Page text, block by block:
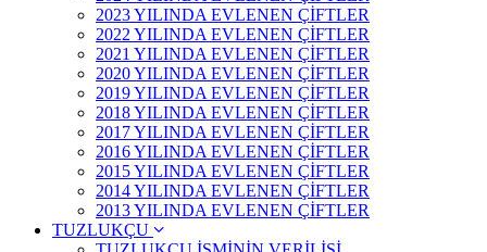
2023 YILINDA EVLENEN ÇİFTLER
2022 YILINDA EVLENEN ÇİFTLER
2021 YILINDA EVLENEN ÇİFTLER
2020 YILINDA EVLENEN ÇİFTLER
2019 YILINDA EVLENEN ÇİFTLER
2018 YILINDA EVLENEN ÇİFTLER
2017 YILINDA EVLENEN ÇİFTLER
2016 YILINDA EVLENEN ÇİFTLER
2015 YILINDA EVLENEN ÇİFTLER
2014 YILINDA EVLENEN ÇİFTLER
2013 YILINDA EVLENEN ÇİFTLER
TUZLUKÇU